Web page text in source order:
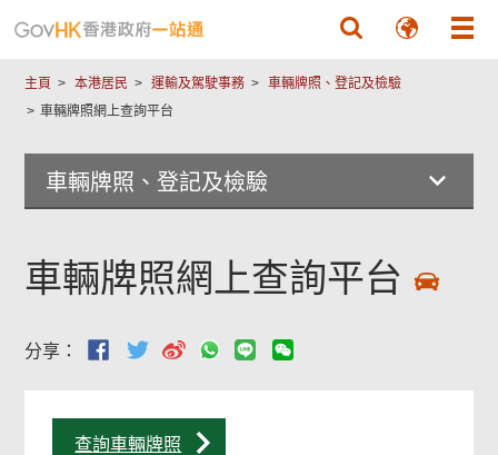
主頁 本港居民 運輸及駕駛事務
車輛牌照、登記及檢驗
車輛牌照網上查詢平台
車輛牌照、登記及檢驗
車輛牌照網上查詢平台
分享：
查詢車輛牌照